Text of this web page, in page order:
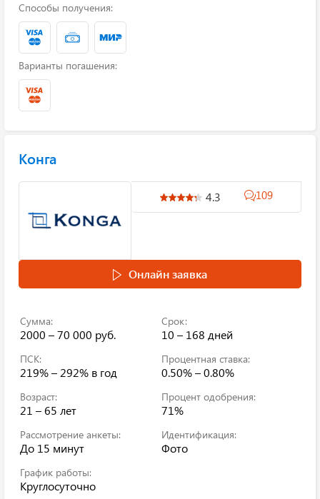
Способы получения:
Варианты погашения:
Конга
4.3 109
Онлайн заявка
Сумма:
2000 – 70 000 руб.
Срок:
10 – 168 дней
ПСК:
219% – 292% в год
Процентная ставка:
0.50% – 0.80%
Возраст:
21 – 65 лет
Процент одобрения:
71%
Рассмотрение анкеты:
До 15 минут
Идентификация:
Фото
График работы:
Круглосуточно